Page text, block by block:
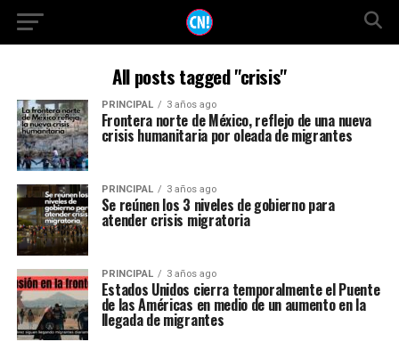
All posts tagged "crisis"
PRINCIPAL 3 años ago
Frontera norte de México, reflejo de una nueva
crisis humanitaria por oleada de migrantes
PRINCIPAL 3 años ago
Se reúnen los 3 niveles de gobierno para
atender crisis migratoria
PRINCIPAL 3 años ago
Estados Unidos cierra temporalmente el Puente
de las Américas en medio de un aumento en la
llegada de migrantes